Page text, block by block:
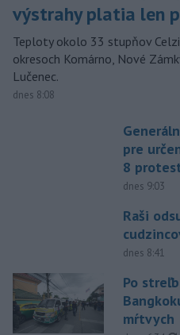
výstrahy platia len
Teploty okolo 33 stupňov
okresoch Komárno, Nové
Lučenec.
dnes 8:08
pre
8
dnes 9:03
Raši
dnes 8:41
Po
mŕtvych